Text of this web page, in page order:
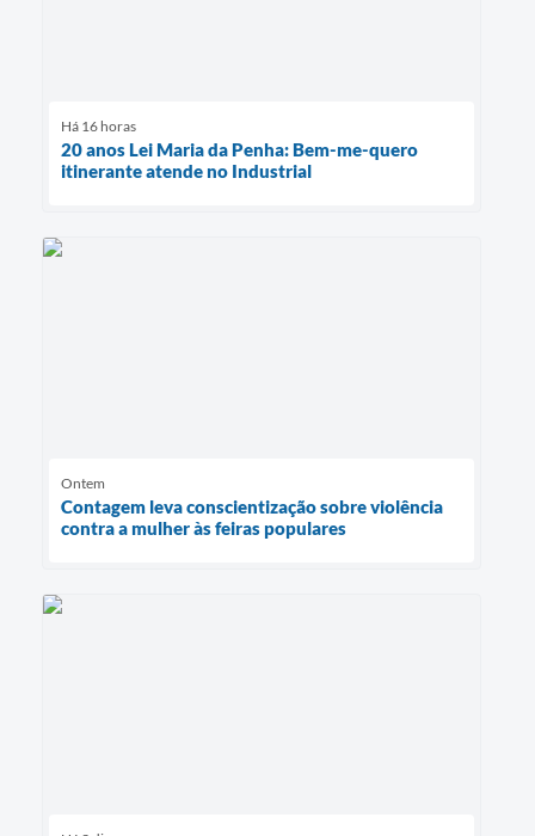
Há 16 horas
20 anos Lei Maria da Penha: Bem-me-quero
itinerante atende no Industrial
Ontem
Contagem leva conscientização sobre violência
contra a mulher às feiras populares